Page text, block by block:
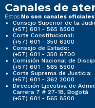
Canales de
Estos No son canales oficiales
Consejo Superior de la
(+57) 601 - 565 8500
Corte Constitucional:
(+57) 601 - 350 6200
Consejo de Estado:
(+57) 601 - 350 6700
Comisión Nacional de
(+57) 601 - 565 8500
Corte Suprema de Justicia:
(+57) 601 - 362 2000
Dirección Ejecutiva de
Carrera 7 # 27-18, Bogotá
(+57) 601 - 565 8500